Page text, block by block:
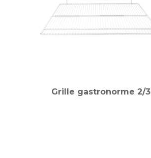
Grille gastronorme 2/3